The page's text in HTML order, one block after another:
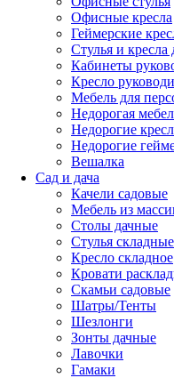
Офисные кресла
Геймерские
Стулья и кресла
Кабинеты
Кресло
Мебель для
Недорогая
Недорогие
Недорогие
Вешалка
Сад и дача
Качели садовые
Мебель из
Столы дачные
Стулья складные
Кресло складное
Кровати
Скамьи садовые
Шатры/Тенты
Шезлонги
Зонты дачные
Лавочки
Гамаки